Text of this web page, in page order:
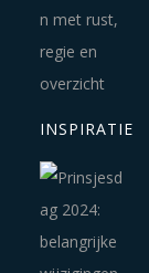
INSPIRATIE